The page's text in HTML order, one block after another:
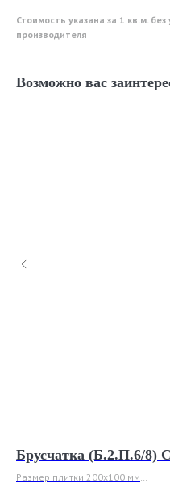
Стоимость указана за 1 кв.м.
производителя
Возможно вас
Брусчатка (Б.2.П.6/8)
Размер плитки 200x100 мм